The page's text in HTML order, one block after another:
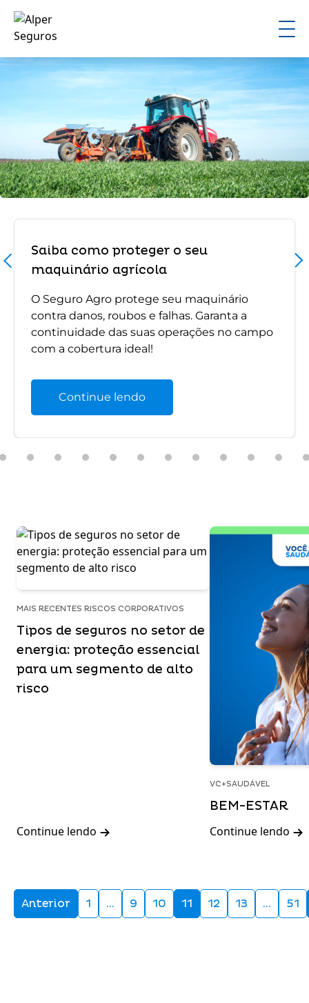
Saiba como proteger o seu
maquinário agrícola
O Seguro Agro protege seu maquinário
contra danos, roubos e falhas. Garanta a
continuidade das suas operações no campo
com a cobertura ideal!
Continue lendo
MAIS RECENTES RISCOS CORPORATIVOS
Tipos de seguros no setor de
energia: proteção essencial
para um segmento de alto
risco
Continue lendo
VC+SAUDÁVEL
BEM-ESTAR
Continue lendo
Anterior 1 … 9 10 11 12 13 … 51